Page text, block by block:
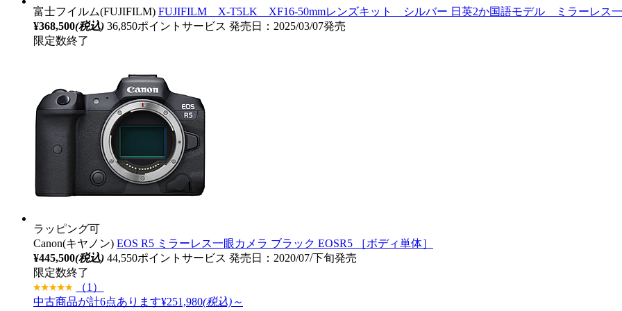
富士フイルム(FUJIFILM) FUJIFILM X-T5LK XF16-50mmレンズキット シルバー 日英2か国語モデル ミラーレス一
¥368,500(税込) 36,850ポイントサービス 発売日：2025/03/07発売
限定数終了
ラッピング可
Canon(キヤノン) EOS R5 ミラーレス一眼カメラ ブラック EOSR5 ［ボディ単体］
¥445,500(税込) 44,550ポイントサービス 発売日：2020/07/下旬発売
限定数終了
（1）
中古商品が計6点あります¥251,980(税込)～